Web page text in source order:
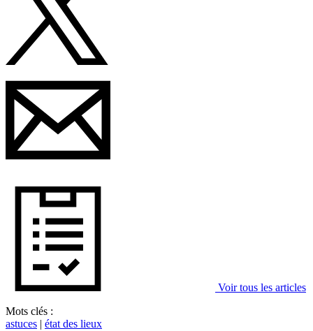
Voir tous les articles
Mots clés :
astuces | état des lieux